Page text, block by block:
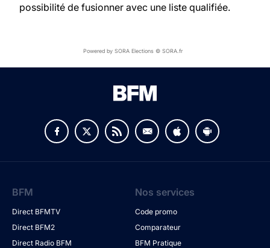
possibilité de fusionner avec une liste qualifiée.
Powered by SORA Elections © SORA.fr
BFM
Direct BFMTV
Direct BFM2
Direct Radio BFM
Nos services
Code promo
Comparateur
BFM Pratique